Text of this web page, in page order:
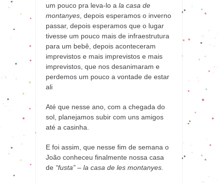
um pouco pra leva-lo a la casa de
montanyes, depois esperamos o inverno
passar, depois esperamos que o lugar
tivesse um pouco mais de infraestrutura
para um bebê, depois aconteceram
imprevistos e mais imprevistos e mais
imprevistos, que nos desanimaram e
perdemos um pouco a vontade de estar
ali
Até que nesse ano, com a chegada do
sol, planejamos subir com uns amigos
até a casinha.
E foi assim, que nesse fim de semana o
João conheceu finalmente nossa casa
de “fusta” – la casa de les montanyes.